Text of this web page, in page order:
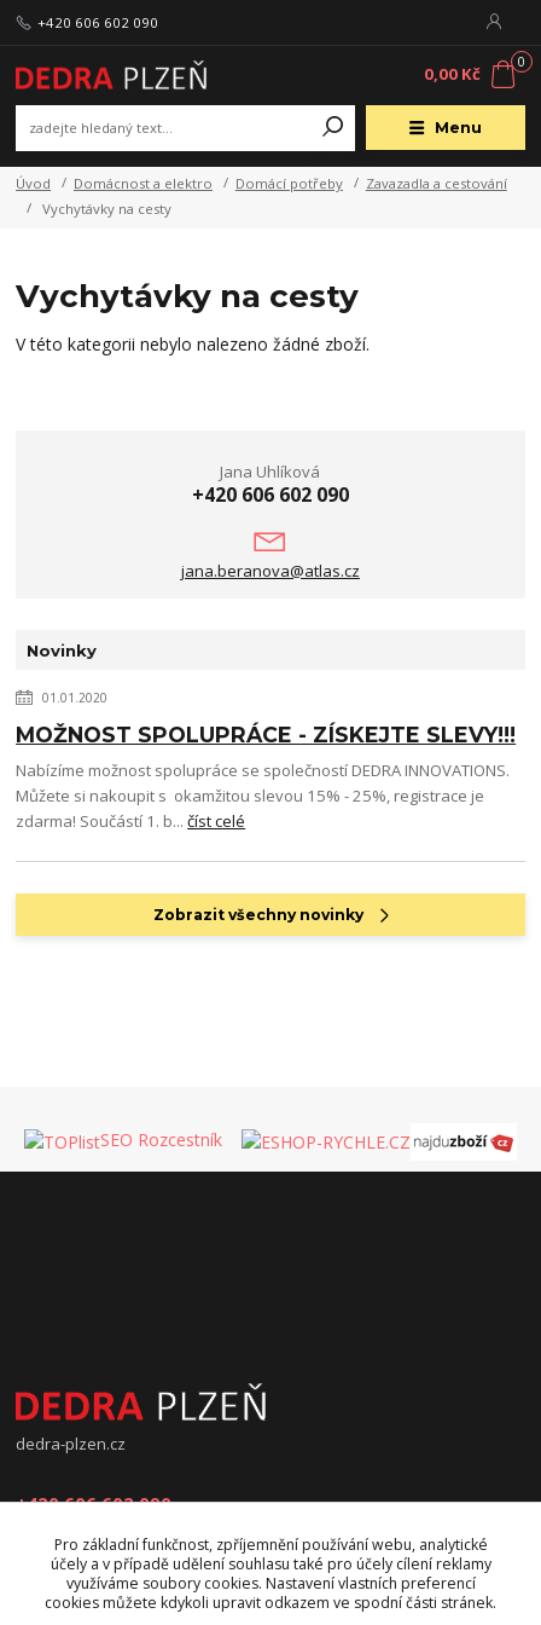
Menu
+420 606 602 090
0
0,00 Kč
Úvod Domácnost a elektro Domácí potřeby
Zavazadla a cestování
Vychytávky na cesty
Vychytávky na cesty
V této kategorii nebylo nalezeno žádné zboží.
Jana Uhlíková
+420 606 602 090
jana.beranova@atlas.cz
Novinky
01.01.2020
MOŽNOST SPOLUPRÁCE - ZÍSKEJTE SLEVY!!!
Nabízíme možnost spolupráce se společností DEDRA INNOVATIONS.
Můžete si nakoupit s okamžitou slevou 15% - 25%, registrace je
zdarma! Součástí 1. b...číst celé
Zobrazit všechny novinky
SEO Rozcestník
dedra-plzen.cz
+420 606 602 090
jana.beranova@atlas.cz
Pro základní funkčnost, zpříjemnění používání webu, analytické
účely a v případě udělení souhlasu také pro účely cílení reklamy
využíváme soubory cookies. Nastavení vlastních preferencí
cookies můžete kdykoli upravit odkazem ve spodní části stránek.